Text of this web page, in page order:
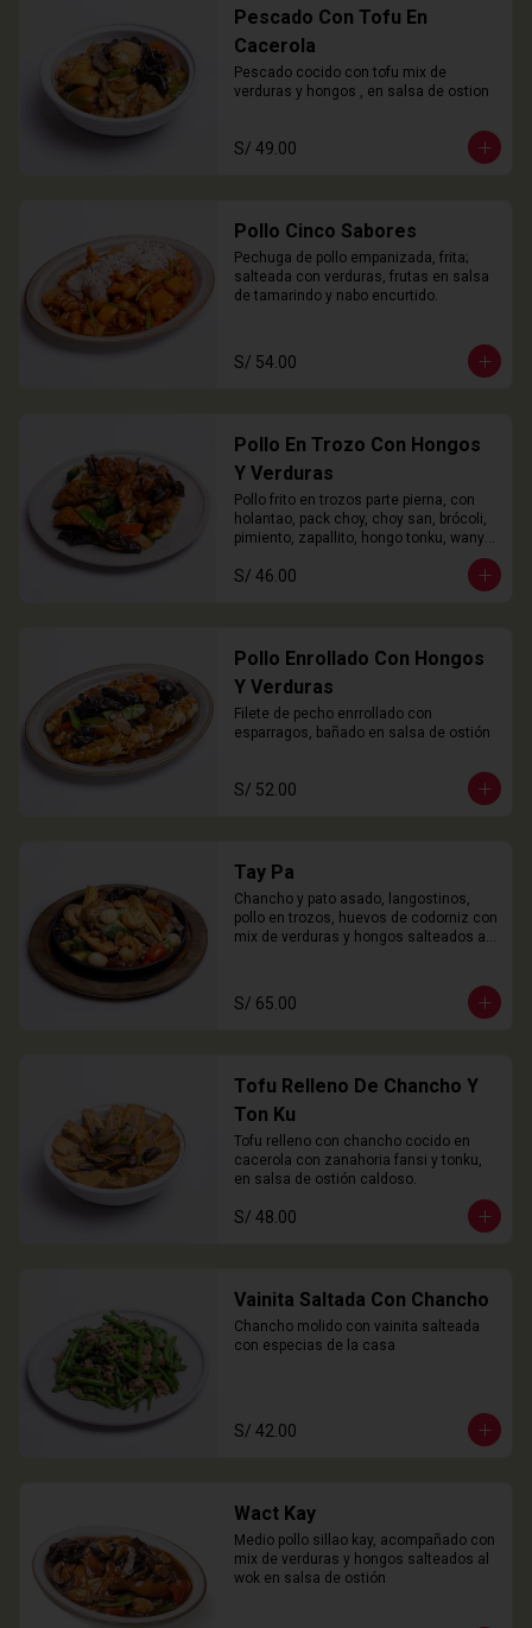
Pescado Con Tofu En
Cacerola
Pescado cocido con tofu mix de
verduras y hongos , en salsa de ostion
S/ 49.00
Pollo Cinco Sabores
Pechuga de pollo empanizada, frita;
salteada con verduras, frutas en salsa
de tamarindo y nabo encurtido.
S/ 54.00
Pollo En Trozo Con Hongos
Y Verduras
Pollo frito en trozos parte pierna, con
holantao, pack choy, choy san, brócoli,
pimiento, zapallito, hongo tonku, wanyi
S/ 46.00
Pollo Enrollado Con Hongos
Y Verduras
Filete de pecho enrrollado con
esparragos, bañado en salsa de ostión
S/ 52.00
Tay Pa
Chancho y pato asado, langostinos,
pollo en trozos, huevos de codorniz con
mix de verduras y hongos salteados al
S/ 65.00
Tofu Relleno De Chancho Y
Ton Ku
Tofu relleno con chancho cocido en
cacerola con zanahoria fansi y tonku,
en salsa de ostión caldoso.
S/ 48.00
Vainita Saltada Con Chancho
Chancho molido con vainita salteada
con especias de la casa
S/ 42.00
Wact Kay
Medio pollo sillao kay, acompañado con
mix de verduras y hongos salteados al
wok en salsa de ostión